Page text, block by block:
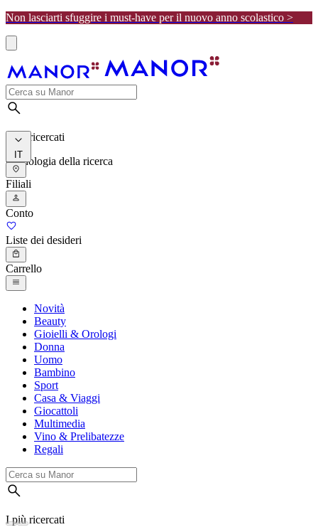
Non lasciarti sfuggire i must-have per il nuovo anno scolastico >
I più ricercati
Cronologia della ricerca
IT
Filiali
Conto
Liste dei desideri
Carrello
Novità
Beauty
Gioielli & Orologi
Donna
Uomo
Bambino
Sport
Casa & Viaggi
Giocattoli
Multimedia
Vino & Prelibatezze
Regali
I più ricercati